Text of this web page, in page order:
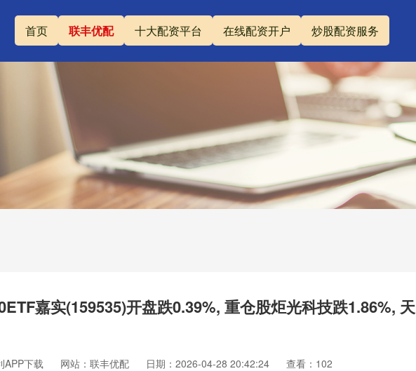
首页 联丰优配 十大配资平台 在线配资开户 炒股配资服务
嘉实(159535)开盘跌0.39%, 重仓股炬光科技跌1.86%, 天
APP下载 网站：联丰优配 日期：2026-04-28 20:42:24 查看：102